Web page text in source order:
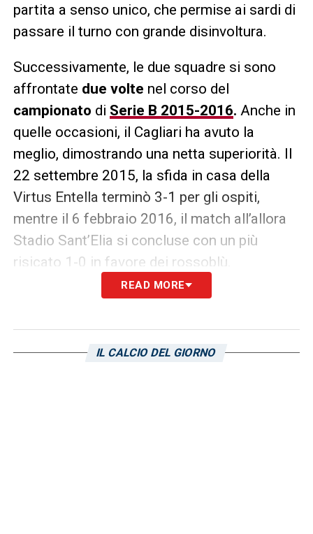
partita a senso unico, che permise ai sardi di
passare il turno con grande disinvoltura.
Successivamente, le due squadre si sono
affrontate due volte nel corso del
campionato di Serie B 2015-2016. Anche in
quelle occasioni, il Cagliari ha avuto la
meglio, dimostrando una netta superiorità. Il
22 settembre 2015, la sfida in casa della
Virtus Entella terminò 3-1 per gli ospiti,
mentre il 6 febbraio 2016, il match all’allora
Stadio Sant’Elia si concluse con un più
risicato 1-0 in favore dei rossoblù.
Una storia che si ripete: il confronto
L’imminente sfida all’Unipol Domusha
READ MORE
IL CALCIO DEL GIORNO